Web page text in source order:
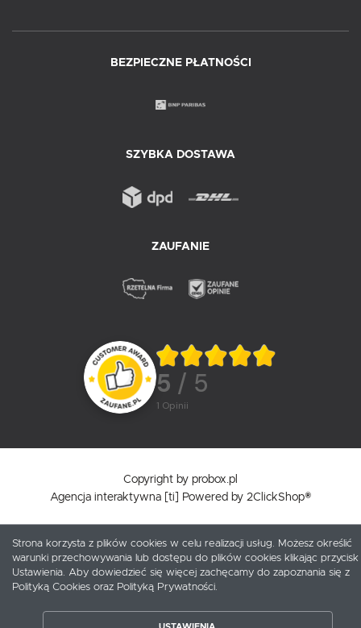
BEZPIECZNE PŁATNOŚCI
SZYBKA DOSTAWA
ZAUFANIE
5 / 5
1 opinii
Copyright by probox.pl
Agencja interaktywna
[ti] Powered by 2ClickShop®
Strona korzysta z plików cookies w celu realizacji usług. Możesz określić
warunki przechowywania lub dostępu do plików cookies klikając przycisk
Ustawienia. Aby dowiedzieć się więcej zachęcamy do zapoznania się z
Polityką Cookies oraz Polityką Prywatności.